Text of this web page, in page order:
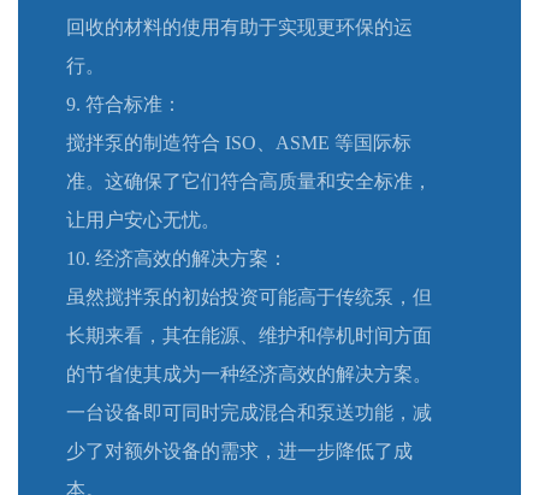
回收的材料的使用有助于实现更环保的运
行。
9. 符合标准：
搅拌泵的制造符合 ISO、ASME 等国际标
准。这确保了它们符合高质量和安全标准，
让用户安心无忧。
10. 经济高效的解决方案：
虽然搅拌泵的初始投资可能高于传统泵，但
长期来看，其在能源、维护和停机时间方面
的节省使其成为一种经济高效的解决方案。
一台设备即可同时完成混合和泵送功能，减
少了对额外设备的需求，进一步降低了成
本。